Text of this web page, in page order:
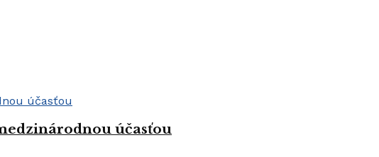
účasťou